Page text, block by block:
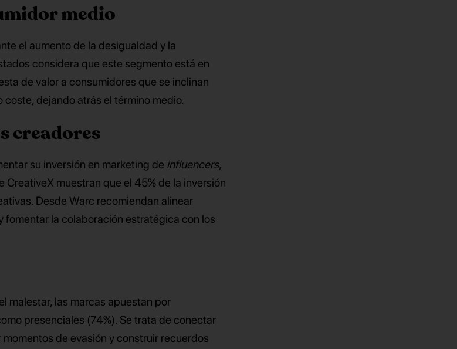
medio
el aumento de la desigualdad y la
considera que este segmento está en
de valor a consumidores que se inclinan
coste, dejando atrás el término medio.
creadores
su inversión en marketing de influencers,
muestran que el 45% de la inversión
Desde Warc recomiendan alinear
fomentar la colaboración estratégica con los
malestar, las marcas apuestan por
presenciales (74%). Se trata de conectar
de evasión y construir recuerdos